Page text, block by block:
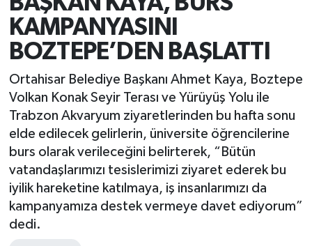
KAMPANYASINI
BOZTEPE’DEN BAŞLATTI
Ortahisar Belediye Başkanı Ahmet Kaya, Boztepe
Volkan Konak Seyir Terası ve Yürüyüş Yolu ile
Trabzon Akvaryum ziyaretlerinden bu hafta sonu
elde edilecek gelirlerin, üniversite öğrencilerine
burs olarak verileceğini belirterek, “Bütün
vatandaşlarımızı tesislerimizi ziyaret ederek bu
iyilik hareketine katılmaya, iş insanlarımızı da
kampanyamıza destek vermeye davet ediyorum”
dedi.
Süper Lig Puan Durumu ve Fikstür
Tüm Manşetler
Son Dakika Haberleri
Haber Arşivi